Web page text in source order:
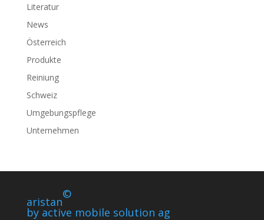
Literatur
News
Österreich
Produkte
Reiniung
Schweiz
Umgebungspflege
Unternehmen
aristan
©
by active mobile solution ag